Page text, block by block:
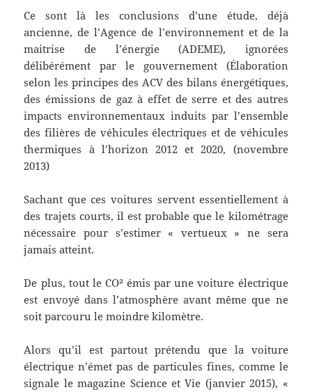
Ce sont là les conclusions d’une étude, déjà
ancienne, de l’Agence de l’environnement et de la
maitrise de l’énergie (ADEME), ignorées
délibérément par le gouvernement (Élaboration
selon les principes des ACV des bilans énergétiques,
des émissions de gaz à effet de serre et des autres
impacts environnementaux induits par l’ensemble
des filières de véhicules électriques et de véhicules
thermiques à l’horizon 2012 et 2020, (novembre
2013)
Sachant que ces voitures servent essentiellement à
des trajets courts, il est probable que le kilométrage
nécessaire pour s’estimer « vertueux » ne sera
jamais atteint.
De plus, tout le CO² émis par une voiture électrique
est envoyé dans l’atmosphère avant même que ne
soit parcouru le moindre kilomètre.
Alors qu’il est partout prétendu que la voiture
électrique n’émet pas de particules fines, comme le
signale le magazine Science et Vie (janvier 2015), «